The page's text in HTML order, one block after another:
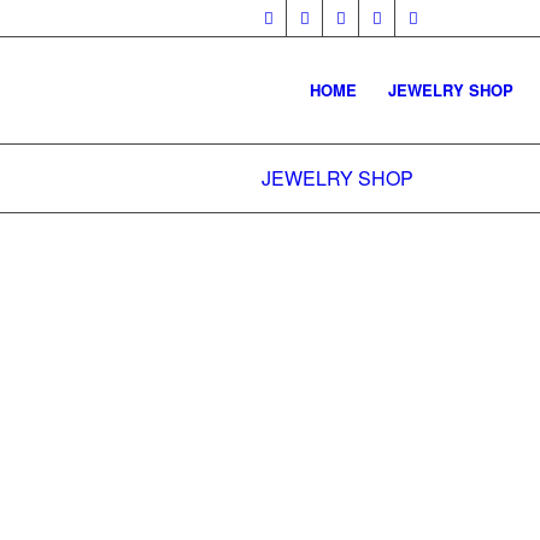
HOME JEWELRY SHOP
JEWELRY SHOP